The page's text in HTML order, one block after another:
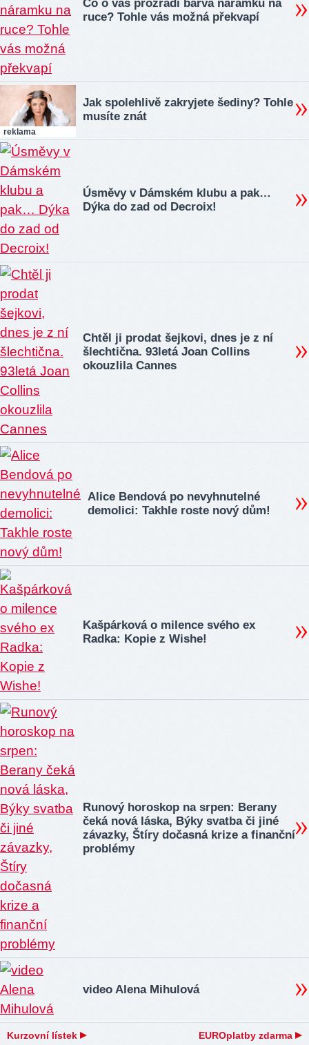
Co o vás prozradí barva náramku na
ruce? Tohle vás možná překvapí
reklama
Jak spolehlivě zakryjete šediny? Tohle
musíte znát
Úsměvy v Dámském klubu a pak…
Dýka do zad od Decroix!
Chtěl ji prodat šejkovi, dnes je z ní
šlechtična. 93letá Joan Collins
okouzlila Cannes
Alice Bendová po nevyhnutelné
demolici: Takhle roste nový dům!
Kašpárková o milence svého ex
Radka: Kopie z Wishe!
Runový horoskop na srpen: Berany
čeká nová láska, Býky svatba či jiné
závazky, Štíry dočasná krize a finanční
problémy
video Alena Mihulová
Kurzovní lístek EUROplatby zdarma